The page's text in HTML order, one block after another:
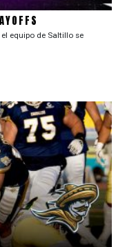
equipo de Saltillo se